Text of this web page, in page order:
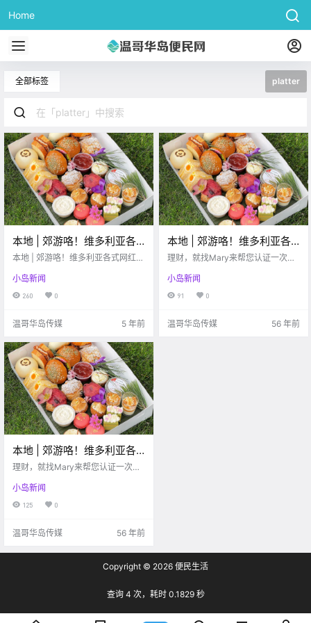
Home
全部标签 platter
本地 | 郊游咯！维多利亚各
式网红野餐Platter集合！
本地 | 郊游咯！维多利亚各式网红野
小岛新闻
260 0
温哥华岛传媒 5 年前
本地 | 郊游咯！维多利亚各
式网红野餐Platter集合！
理财，就找Mary来帮您认证一次，
结束，伴随着阳光而来的，还有BC
省放宽户外聚会限制的新规。现
们愉快的去郊游了！出.
小岛新闻
91 0
温哥华岛传媒 56 年前
本地 | 郊游咯！维多利亚各
式网红野餐Platter集合！
理财，就找Mary来帮您认证一次，
结束，伴随着阳光而来的，还有BC
省放宽户.
小岛新闻
125 0
温哥华岛传媒 56 年前
Copyright © 2026 便民生活
查询 4 次，耗时 0.1829 秒